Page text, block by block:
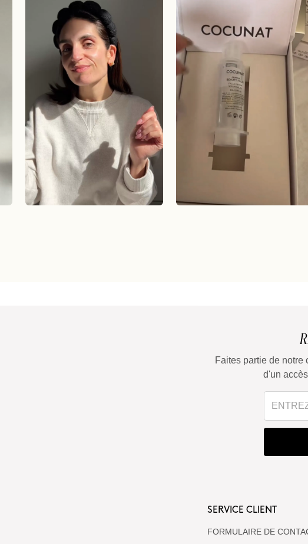
Faites partie de notre
d'un
SERVICE CLIENT
FORMULAIRE DE